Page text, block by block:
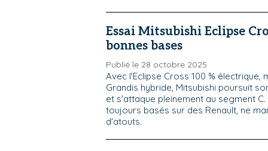
Essai Mitsubishi Eclipse
bonnes bases
Publié le 28 octobre 2025
Avec l'Eclipse Cross 100 % électrique,
Grandis hybride, Mitsubishi poursuit
et s'attaque pleinement au segment
toujours basés sur des Renault, ne
d'atouts.